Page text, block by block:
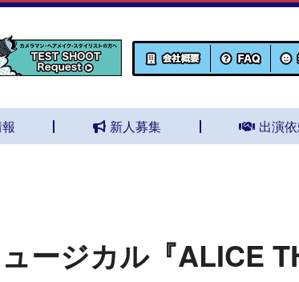
新人募集 出演
ージカル『ALICE